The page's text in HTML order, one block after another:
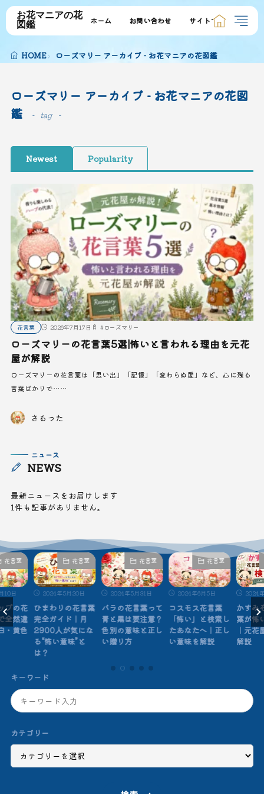
お花マニアの花
図鑑
ホーム お問い合わせ サイトマップ
HOME ローズマリー アーカイブ - お花マニアの花図鑑
ローズマリー アーカイブ - お花マニアの花図
鑑
tag
Newest Popularity
花言葉 2026年7月17日 #ローズマリー
ローズマリーの花言葉5選|怖いと言われる理由を元花
屋が解説
ローズマリーの花言葉は「思い出」「記憶」「変わらぬ愛」など、心に残る
言葉ばかりで……
さるった
NEWS
ニュース
最新ニュースをお届けします
1件も記事がありません。
花言葉
10日
プの花
全然違
・黄色
花言葉
2024年5月20日
ひまわりの花言葉
完全ガイド｜月
2900人が気にな
る“怖い意味”と
は？
花言葉
2024年5月31日
バラの花言葉って
青と黒は要注意？
色別の意味と正し
い贈り方
花言葉
2024年6月5日
コスモス花言葉
「怖い」と検索し
たあなたへ｜正し
い意味を解説
2024
かすみ
葉が怖
｜元花
解説
キーワード
カテゴリー